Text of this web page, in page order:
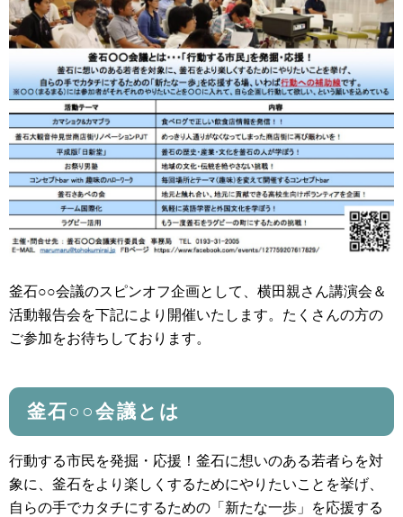
釜石○○会議のスピンオフ企画として、横田親さん講演会＆
活動報告会を下記により開催いたします。たくさんの方の
ご参加をお待ちしております。
釜石○○会議とは
行動する市民を発掘・応援！釜石に想いのある若者らを対
象に、釜石をより楽しくするためにやりたいことを挙げ、
自らの手でカタチにするための「新たな一歩」を応援する